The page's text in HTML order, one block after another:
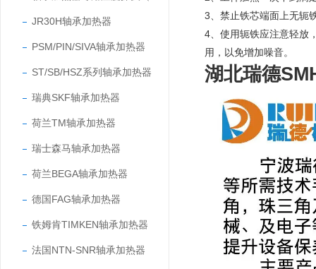
JR30H轴承加热器
PSM/PIN/SIVA轴承加热器
ST/SB/HSZ系列轴承加热器
瑞典SKF轴承加热器
荷兰TM轴承加热器
瑞士森马轴承加热器
荷兰BEGA轴承加热器
德国FAG轴承加热器
铁姆肯TIMKEN轴承加热器
法国NTN-SNR轴承加热器
3、禁止铁芯端面上无轭
4、使用轭铁应注意轻放
用，以免增加噪音。
湖北瑞德